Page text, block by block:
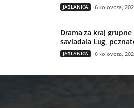
JABLANICA 6 kolovoza,
Drama za kraj grupne
savladala Lug,
JABLANICA 6 kolovoza,